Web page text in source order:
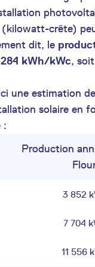
(kilowatt-crête)
dit, le
kWh/kWc,
une estimation
solaire en
:
Production
3 852
7 704
11 556